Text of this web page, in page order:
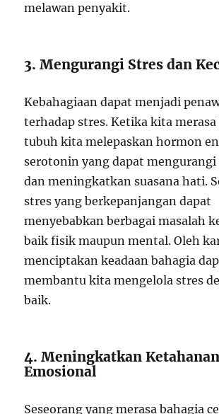
melawan penyakit.
3. Mengurangi Stres dan
Kebahagiaan dapat menjadi
terhadap stres. Ketika kita merasa
tubuh kita melepaskan hormon
serotonin yang dapat
dan meningkatkan suasana hati.
stres yang berkepanjangan dapat
menyebabkan berbagai masalah
baik fisik maupun mental. Oleh
menciptakan keadaan bahagia
membantu kita mengelola stres
baik.
4. Meningkatkan Ketahanan
Emosional
Seseorang yang merasa bahagia